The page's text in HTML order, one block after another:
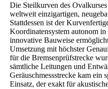
Die Steilkurven des
weltweit einzigartigen,
Stattdessen ist der
Koordinatensystem autonom
innovative Bauweise
Umsetzung mit höchster
für die Bremsenprüfstrecke
sämtliche Leitungen und
Geräuschmessstrecke kam ein
Einsatz, der exakt für